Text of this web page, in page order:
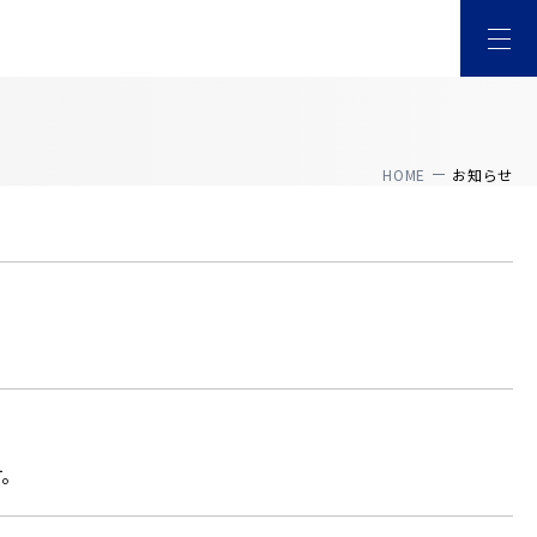
HOME お知らせ